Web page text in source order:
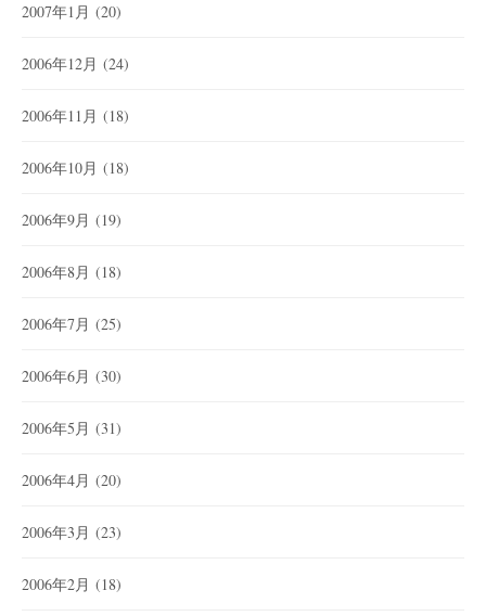
2007年1月 (20)
2006年12月 (24)
2006年11月 (18)
2006年10月 (18)
2006年9月 (19)
2006年8月 (18)
2006年7月 (25)
2006年6月 (30)
2006年5月 (31)
2006年4月 (20)
2006年3月 (23)
2006年2月 (18)